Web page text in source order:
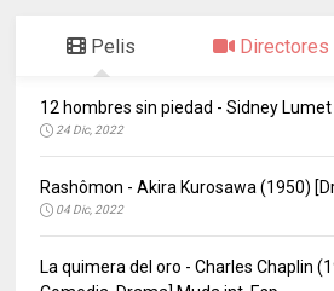
Pelis Directores
12 hombres sin piedad - Sidney
24 Dic, 2022
Rashômon - Akira Kurosawa (1950)
04 Dic, 2022
La quimera del oro - Charles Chaplin